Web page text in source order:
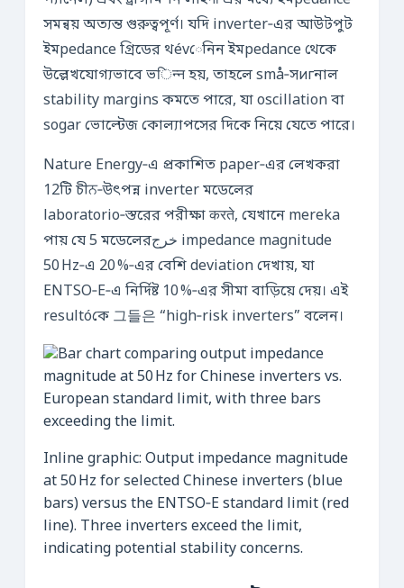
সমন্বয় অত্যন্ত গুরুত্বপূর্ণ। যদি inverter‑এর আউটপুট
ইমpedance গ্রিডের থévেনিন ইমpedance থেকে
উল্লেখযোগ্যভাবে ভिन्न হয়, তাহলে små‑সигনাল
stability margins কমতে পারে, যা oscillation বা
sogar ভোল্টেজ কোল্যাপসের দিকে নিয়ে যেতে পারে।
Nature Energy‑এ প্রকাশিত paper‑এর লেখকরা
12টি চীਨ‑উৎপন্ন inverter মডেলের
laboratorio‑স্তরের পরীক্ষা करते, যেখানে mereka
পায় যে 5 মডেলেরخرج impedance magnitude
50 Hz‑এ 20 %‑এর বেশি deviation দেখায়, যা
ENTSO‑E‑এ নির্দিষ্ট 10 %‑এর সীমা বাড়িয়ে দেয়। এই
resultóকে 그들은 “high‑risk inverters” বলেন।
Inline graphic: Output impedance magnitude
at 50 Hz for selected Chinese inverters (blue
bars) versus the ENTSO‑E standard limit (red
line). Three inverters exceed the limit,
indicating potential stability concerns.